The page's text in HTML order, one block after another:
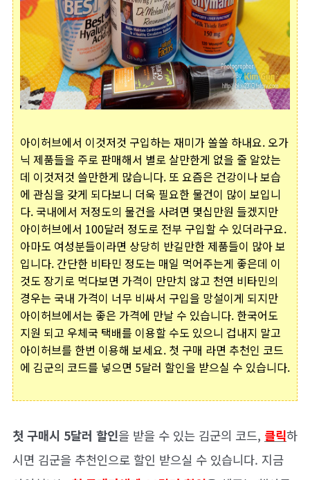
아이허브에서 이것저것 구입하는 재미가 쏠쏠 하내요. 오가
닉 제품들을 주로 판매해서 별로 살만한게 없을 줄 알았는
데 이것저것 쓸만한게 많습니다. 또 요즘은 건강이나 보습
에 관심을 갖게 되다보니 더욱 필요한 물건이 많이 보입니
다. 국내에서 저정도의 물건을 사려면 몇십만원 들겠지만
아이허브에서 100달러 정도로 전부 구입할 수 있더라구요.
아마도 여성분들이라면 상당히 반길만한 제품들이 많아 보
입니다. 간단한 비타민 정도는 매일 먹어주는게 좋은데 이
것도 장기로 먹다보면 가격이 만만치 않고 천연 비타민의
경우는 국내 가격이 너무 비싸서 구입을 망설이게 되지만
아이허브에서는 좋은 가격에 만날 수 있습니다. 한국어도
지원 되고 우체국 택배를 이용할 수도 있으니 겁내지 말고
아이허브를 한번 이용해 보세요. 첫 구매 라면 추천인 코드
에 김군의 코드를 넣으면 5달러 할인을 받으실 수 있습니다.
첫 구매시 5달러 할인을 받을 수 있는 김군의 코드, 클릭하
시면 김군을 추천인으로 할인 받으실 수 있습니다. 지금